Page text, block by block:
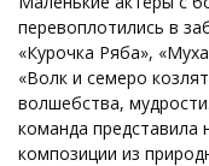
перевоплотились в
«Курочка Ряба»,
«Волк и семеро
волшебства,
команда представила
композиции из